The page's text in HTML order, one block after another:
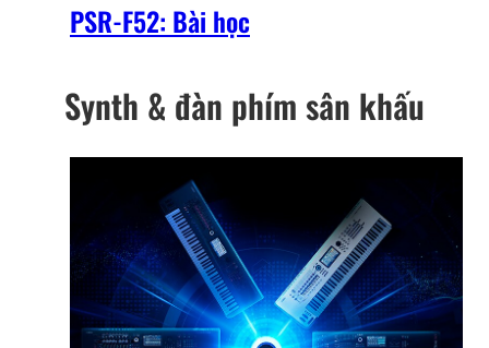
PSR-F52: Bài học
Synth & đàn phím sân khấu